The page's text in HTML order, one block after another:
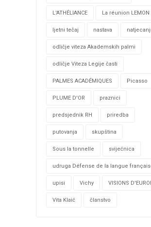
L'ATHÉLIANCE La réunion LEMON
ljetni tečaj nastava
odličje viteza Akademskih palmi
odličje Viteza Legije časti
PALMES ACADÉMIQUES Picasso
PLUME D'OR praznici
predsjednik RH priredba
putovanja skupština
Sous la tonnelle svijećnica
udruga Défense de la langue
upisi Vichy VISIONS
Vita Klaić članstvo